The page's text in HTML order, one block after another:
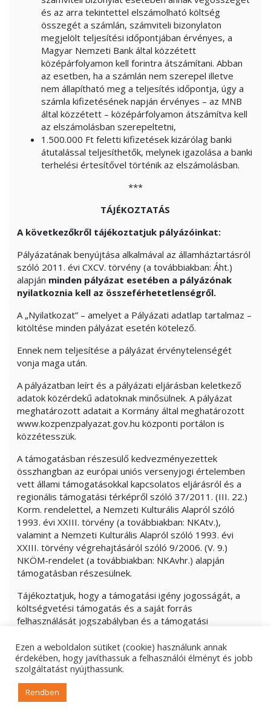
és az arra tekintettel elszámolható költség
összegét a számlán, számviteli bizonylaton
megjelölt teljesítési időpontjában érvényes, a
Magyar Nemzeti Bank által közzétett
középárfolyamon kell forintra átszámítani. Abban
az esetben, ha a számlán nem szerepel illetve
nem állapítható meg a teljesítés időpontja, úgy a
számla kifizetésének napján érvényes – az MNB
által közzétett – középárfolyamon átszámítva kell
az elszámolásban szerepeltetni,
1.500.000 Ft feletti kifizetések kizárólag banki
átutalással teljesíthetők, melynek igazolása a banki
terhelési értesítővel történik az elszámolásban.
***
TÁJÉKOZTATÁS
A következőkről tájékoztatjuk pályázóinkat:
Pályázatának benyújtása alkalmával az államháztartásról
szóló 2011. évi CXCV. törvény (a továbbiakban: Áht.)
alapján minden pályázat esetében a pályázónak
nyilatkoznia kell az összeférhetetlenségről.
A „Nyilatkozat” – amelyet a Pályázati adatlap tartalmaz –
kitöltése minden pályázat esetén kötelező.
Ennek nem teljesítése a pályázat érvénytelenségét
vonja maga után.
A pályázatban leírt és a pályázati eljárásban keletkező
adatok közérdekű adatoknak minősülnek. A pályázat
meghatározott adatait a Kormány által meghatározott
www.kozpenzpalyazat.gov.hu központi portálon is
közzétesszük.
A támogatásban részesülő kedvezményezettek
összhangban az európai uniós versenyjogi értelemben
vett állami támogatásokkal kapcsolatos eljárásról és a
regionális támogatási térképről szóló 37/2011. (III. 22.)
Korm. rendelettel, a Nemzeti Kulturális Alapról szóló
1993. évi XXIII. törvény (a továbbiakban: NKAtv.),
valamint a Nemzeti Kulturális Alapról szóló 1993. évi
XXIII. törvény végrehajtásáról szóló 9/2006. (V. 9.)
NKÖM-rendelet (a továbbiakban: NKAvhr.) alapján
támogatásban részesülnek.
Tájékoztatjuk, hogy a támogatási igény jogosságát, a
költségvetési támogatás és a saját forrás
felhasználását jogszabályban és a támogatási
szerződési feltételekben meghatározott szervek
ellenőrizhetik. A támogatás felhasználásával kapcsolatos
ellenőrzés-tűrési és adatszolgáltatási kötelezettségére
vonatkozó további szabályokat az Áht. 54. §, továbbá az
Ávr. 100. § tartalmazza.
Ezen a weboldalon sütiket (cookie) használunk annak
érdekében, hogy javíthassuk a felhasználói élményt és jobb
szolgáltatást nyújthassunk.
Rendben